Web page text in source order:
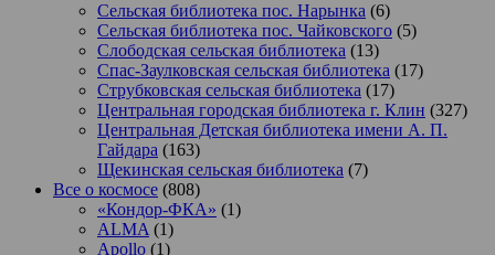
Сельская библиотека пос. Нарынка (6)
Сельская библиотека пос. Чайковского (5)
Слободская сельская библиотека (13)
Спас-Заулковская сельская библиотека (17)
Струбковская сельская библиотека (17)
Центральная городская библиотека г. Клин (327)
Центральная Детская библиотека имени А. П.
Гайдара (163)
Щекинская сельская библиотека (7)
Все о космосе (808)
«Кондор-ФКА» (1)
ALMA (1)
Apollo (1)